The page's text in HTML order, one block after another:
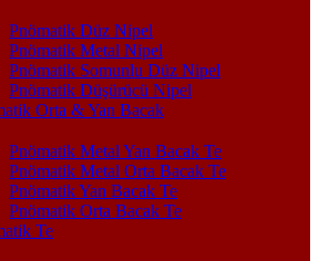
Pnömatik Düz Nipel
Pnömatik Metal Nipel
Pnömatik Somunlu Düz Nipel
Pnömatik Düşürücü Nipel
Orta & Yan Bacak
Pnömatik Metal Yan Bacak Te
Pnömatik Metal Orta Bacak Te
Pnömatik Yan Bacak Te
Pnömatik Orta Bacak Te
Te